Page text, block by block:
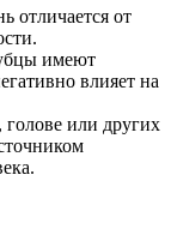
отличается от
имеют
влияет на
или других